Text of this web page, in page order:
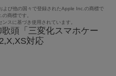
び他の国々で登録されたApple Inc.の商標で
商標です。
スに基づき使用されています。
頭「三変化スマホケー
対応